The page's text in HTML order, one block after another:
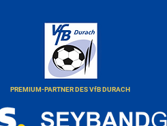
PREMIUM-PARTNER DES VfB DURACH